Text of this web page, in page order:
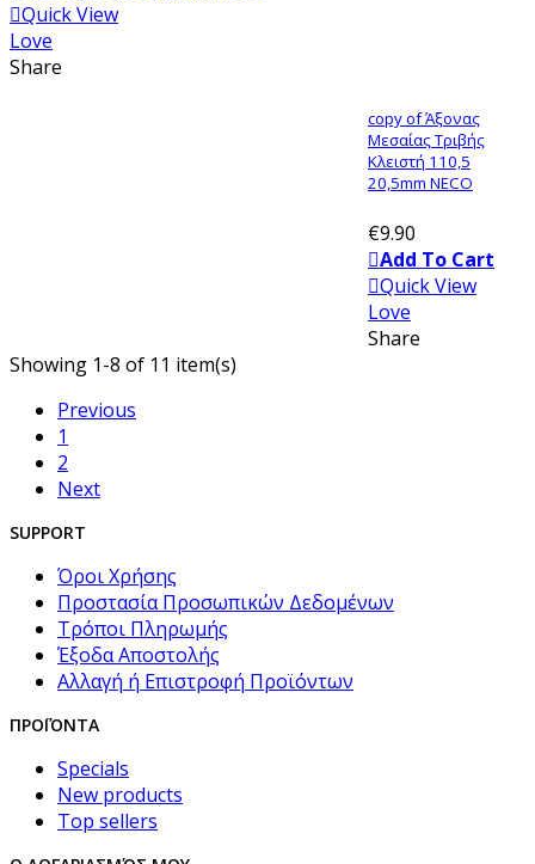
Quick View
Love
Share
copy of Άξονας
Μεσαίας Τριβής
Κλειστή 110,5
20,5mm NECO
€9.90
Add To Cart
Quick View
Love
Share
Showing 1-8 of 11 item(s)
Previous
1
2
Next
SUPPORT
Όροι Χρήσης
Προστασία Προσωπικών Δεδομένων
Τρόποι Πληρωμής
Έξοδα Αποστολής
Αλλαγή ή Επιστροφή Προϊόντων
ΠΡΟΪΌΝΤΑ
Specials
New products
Top sellers